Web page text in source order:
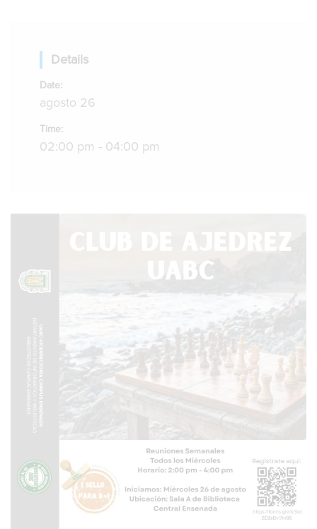
Details
Date:
agosto 26
Time:
02:00 pm - 04:00 pm